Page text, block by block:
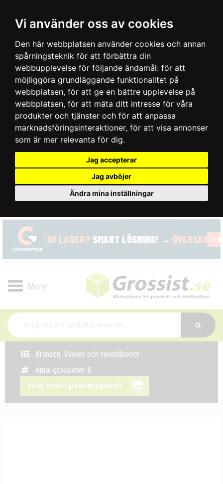
Vi använder oss av cookies
Den här webbplatsen använder cookies och annan
spårningsteknik för att förbättra din
webbupplevelse för följande ändamål: för att
möjliggöra grundläggande funktionalitet på
webbplatsen, för att ge en bättre upplevelse på
webbplatsen, för att mäta ditt intresse för våra
produkter och tjänster och för att anpassa
marknadsföringsinteraktioner, för att visa annonser
som är mer relevanta för dig.
Jag accepterar
Jag avböjer
Ändra mina inställningar
Toggle
Bransch: Väskor och resetillbehör
Antal grossister: 0
Vill ni listas i grossistregistret?